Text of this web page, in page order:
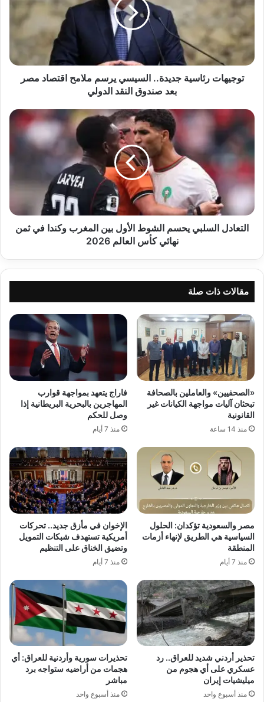
يرسم
ملامح
اقتصاد
مصر
بعد
صندوق
توجيهات رئاسية جديدة.. السيسي يرسم ملامح اقتصاد مصر
بعد صندوق النقد الدولي
التعادل
يحسم
الشوط
الأول
بين
المغرب
في
ثمن
التعادل السلبي يحسم الشوط الأول بين المغرب وكندا في ثمن
نهائي كأس العالم 2026
مقالات ذات صلة
«الصحفيين» والعاملين بالصحافة
تبحثان آليات مواجهة الكيانات غير
القانونية
منذ 14 ساعة
فاراج يتعهد بمواجهة قوارب
المهاجرين بالبحرية البريطانية إذا
وصل للحكم
منذ 7 أيام
مصر والسعودية تؤكدان: الحلول
السياسية هي الطريق لإنهاء أزمات
المنطقة
منذ 7 أيام
الإخوان في مأزق جديد.. تحركات
أمريكية تستهدف شبكات التمويل
وتضيق الخناق على التنظيم
منذ 7 أيام
تحذير أردني شديد للعراق.. رد
عسكري على أي هجوم من
ميليشيات إيران
منذ أسبوع واحد
تحذيرات سورية وأردنية للعراق: أي
هجمات من أراضيه ستواجه برد
مباشر
منذ أسبوع واحد